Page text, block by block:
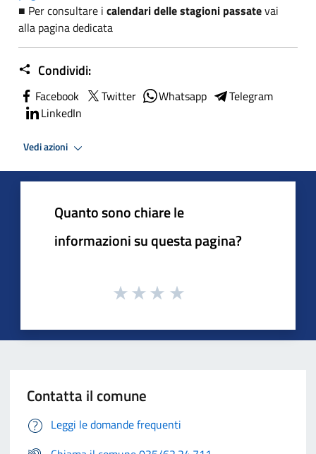
■ Per consultare i calendari delle stagioni passatevai
alla pagina dedicata
Condividi:
Facebook Twitter Whatsapp
Telegram
LinkedIn
Vedi azioni
Quanto sono chiare le
informazioni su questa pagina?
Contatta il comune
Leggi le domande frequenti